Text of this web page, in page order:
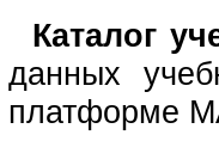
Каталог
данных
платформе